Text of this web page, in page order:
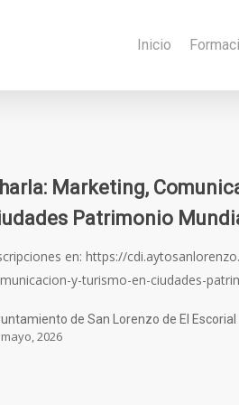
Inicio
Marketing,
Patrimonio
en: https://
y-turismo-en-ciudades-
de San Lorenzo de El Escorial
mayo, 2026